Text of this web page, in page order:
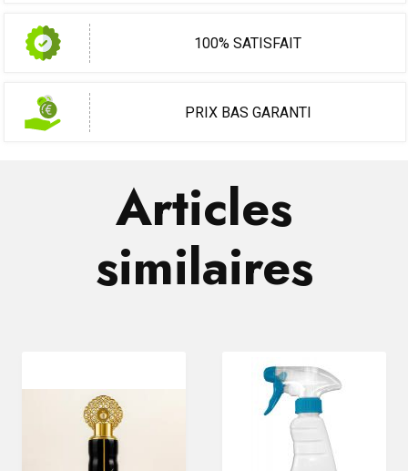
100% SATISFAIT
PRIX BAS GARANTI
Articles
similaires